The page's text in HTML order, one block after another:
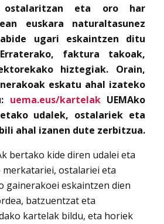
ostalaritzan eta oro har
euskara naturaltasunez
ugari eskaintzen ditu
faktura takoak,
hiztegiak. Orain,
eskatu ahal izateko
uema.eus/kartelakUEMAko
udalek, ostalariek eta
ahal izanen dute zerbitzua.
bertako kide diren udalei eta
ostalariei eta
gainerakoei eskaintzen dien
batzuentzat eta
kartelak bildu, eta horiek